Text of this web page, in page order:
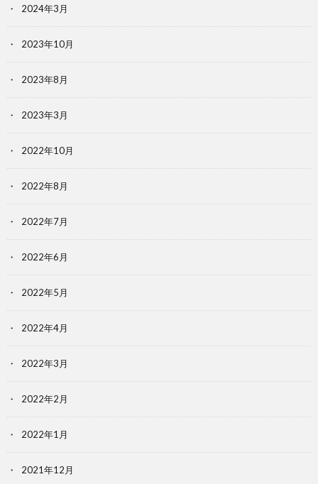
2024年3月
2023年10月
2023年8月
2023年3月
2022年10月
2022年8月
2022年7月
2022年6月
2022年5月
2022年4月
2022年3月
2022年2月
2022年1月
2021年12月